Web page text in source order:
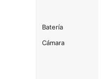
Batería
Cámara